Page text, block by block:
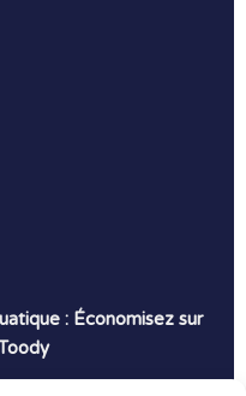
: Économisez sur